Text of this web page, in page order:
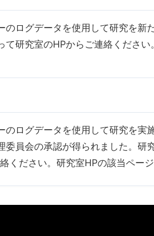
ログデータを使用して研究を新
て研究室のHPからご連絡ください
ログデータを使用して研究を実
員会の承認が得られました。研
ください。研究室HPの該当ペー